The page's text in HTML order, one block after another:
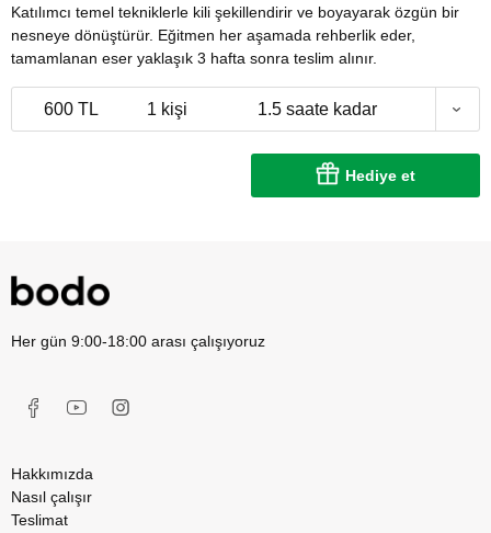
Katılımcı temel tekniklerle kili şekillendirir ve boyayarak özgün bir
nesneye dönüştürür. Eğitmen her aşamada rehberlik eder,
tamamlanan eser yaklaşık 3 hafta sonra teslim alınır.
600 TL 1 kişi 1.5 saate kadar
Hediye et
Her gün 9:00-18:00 arası çalışıyoruz
Hakkımızda
Nasıl çalışır
Teslimat